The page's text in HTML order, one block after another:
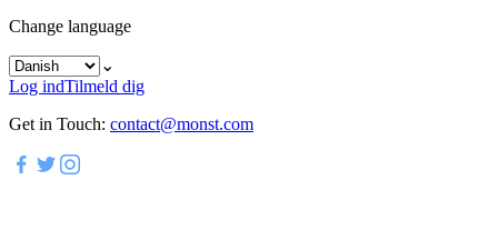
Change language
⌄
Log indTilmeld dig
Get in Touch: contact@monst.com